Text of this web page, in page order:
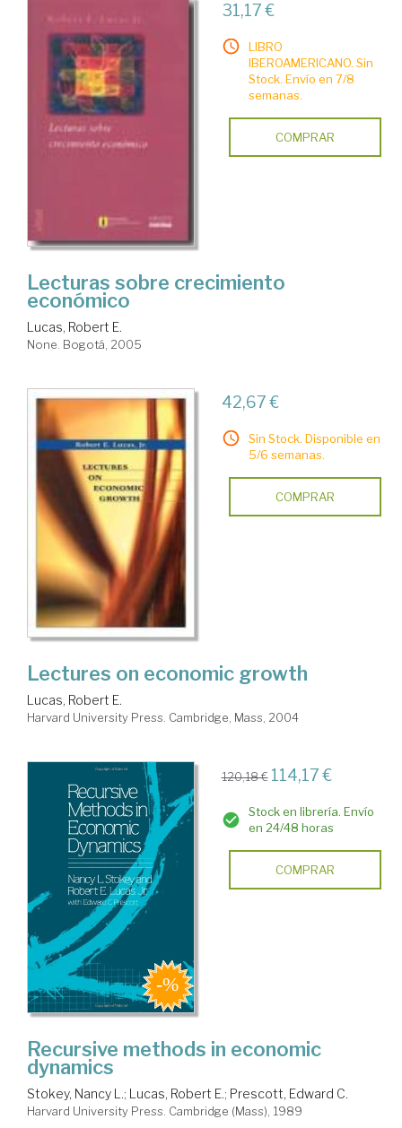
31,17 €
LIBRO
IBEROAMERICANO. Sin
Stock. Envío en 7/8
semanas.
COMPRAR
Lecturas sobre crecimiento
económico
Lucas, Robert E.
None. Bogotá, 2005
42,67 €
Sin Stock. Disponible en
5/6 semanas.
COMPRAR
Lectures on economic growth
Lucas, Robert E.
Harvard University Press. Cambridge, Mass, 2004
120,18 € 114,17 €
Stock en librería. Envío
en 24/48 horas
COMPRAR
Recursive methods in economic
dynamics
Stokey, Nancy L.; Lucas, Robert E.; Prescott, Edward C.
Harvard University Press. Cambridge (Mass), 1989